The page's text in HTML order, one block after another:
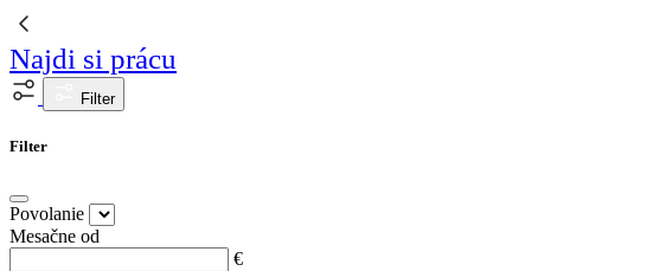
Najdi si prácu
Filter
Filter
Povolanie
Mesačne od
€